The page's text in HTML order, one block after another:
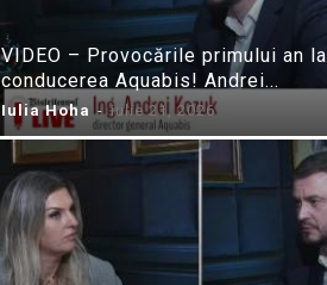
VIDEO – Provocările primului an la
conducerea Aquabis! Andrei...
Iulia Hoha - iulie 21, 2026